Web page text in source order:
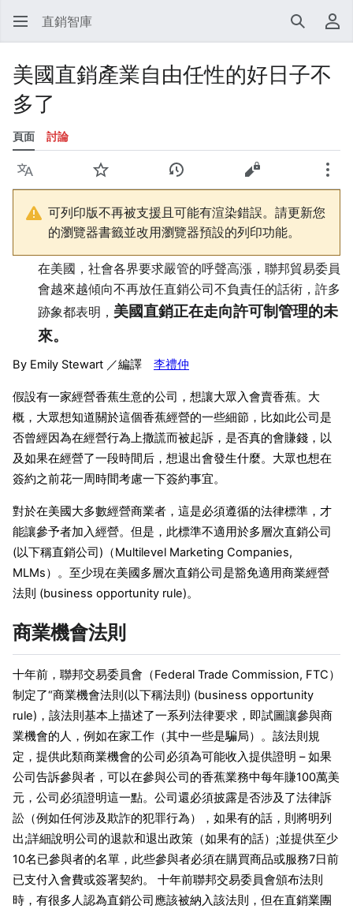
直銷智庫 搜尋 使
美國直銷產業自由任性的好日子不
多了
頁面 討論
語言 監視 檢視歷史 檢視原始碼 更多
可列印版不再被支援且可能有渲染錯誤。請更新您
的瀏覽器書籤並改用瀏覽器預設的列印功能。
在美國，社會各界要求嚴管的呼聲高漲，聯邦貿易委員
會越來越傾向不再放任直銷公司不負責任的話術，許多
跡象都表明， 美國直銷正在走向許可制管理的未
來。
By Emily Stewart ／編譯 李禮仲
假設有一家經營香蕉生意的公司，想讓大眾入會賣香蕉。大
概，大眾想知道關於這個香蕉經營的一些細節，比如此公司是
否曾經因為在經營行為上撒謊而被起訴，是否真的會賺錢，以
及如果在經營了一段時間后，想退出會發生什麼。大眾也想在
簽約之前花一周時間考慮一下簽約事宜。
對於在美國大多數經營商業者，這是必須遵循的法律標準，才
能讓參予者加入經營。但是，此標準不適用於多層次直銷公司
(以下稱直銷公司)（Multilevel Marketing Companies,
MLMs）。至少現在美國多層次直銷公司是豁免適用商業經營
法則 (business opportunity rule)。
商業機會法則
十年前，聯邦交易委員會（Federal Trade Commission, FTC）
制定了“商業機會法則(以下稱法則) (business opportunity
rule)，該法則基本上描述了一系列法律要求，即試圖讓參與商
業機會的人，例如在家工作（其中一些是騙局）。該法則規
定，提供此類商業機會的公司必須為可能收入提供證明 – 如果
公司告訴參與者，可以在參與公司的香蕉業務中每年賺100萬美
元，公司必須證明這一點。公司還必須披露是否涉及了法律訴
訟（例如任何涉及欺詐的犯罪行為），如果有的話，則將明列
出;詳細說明公司的退款和退出政策（如果有的話）;並提供至少
10名已參與者的名單，此些參與者必須在購買商品或服務7日前
已支付入會費或簽署契約。 十年前聯邦交易委員會頒布法則
時，有很多人認為直銷公司應該被納入該法則，但在直銷業團